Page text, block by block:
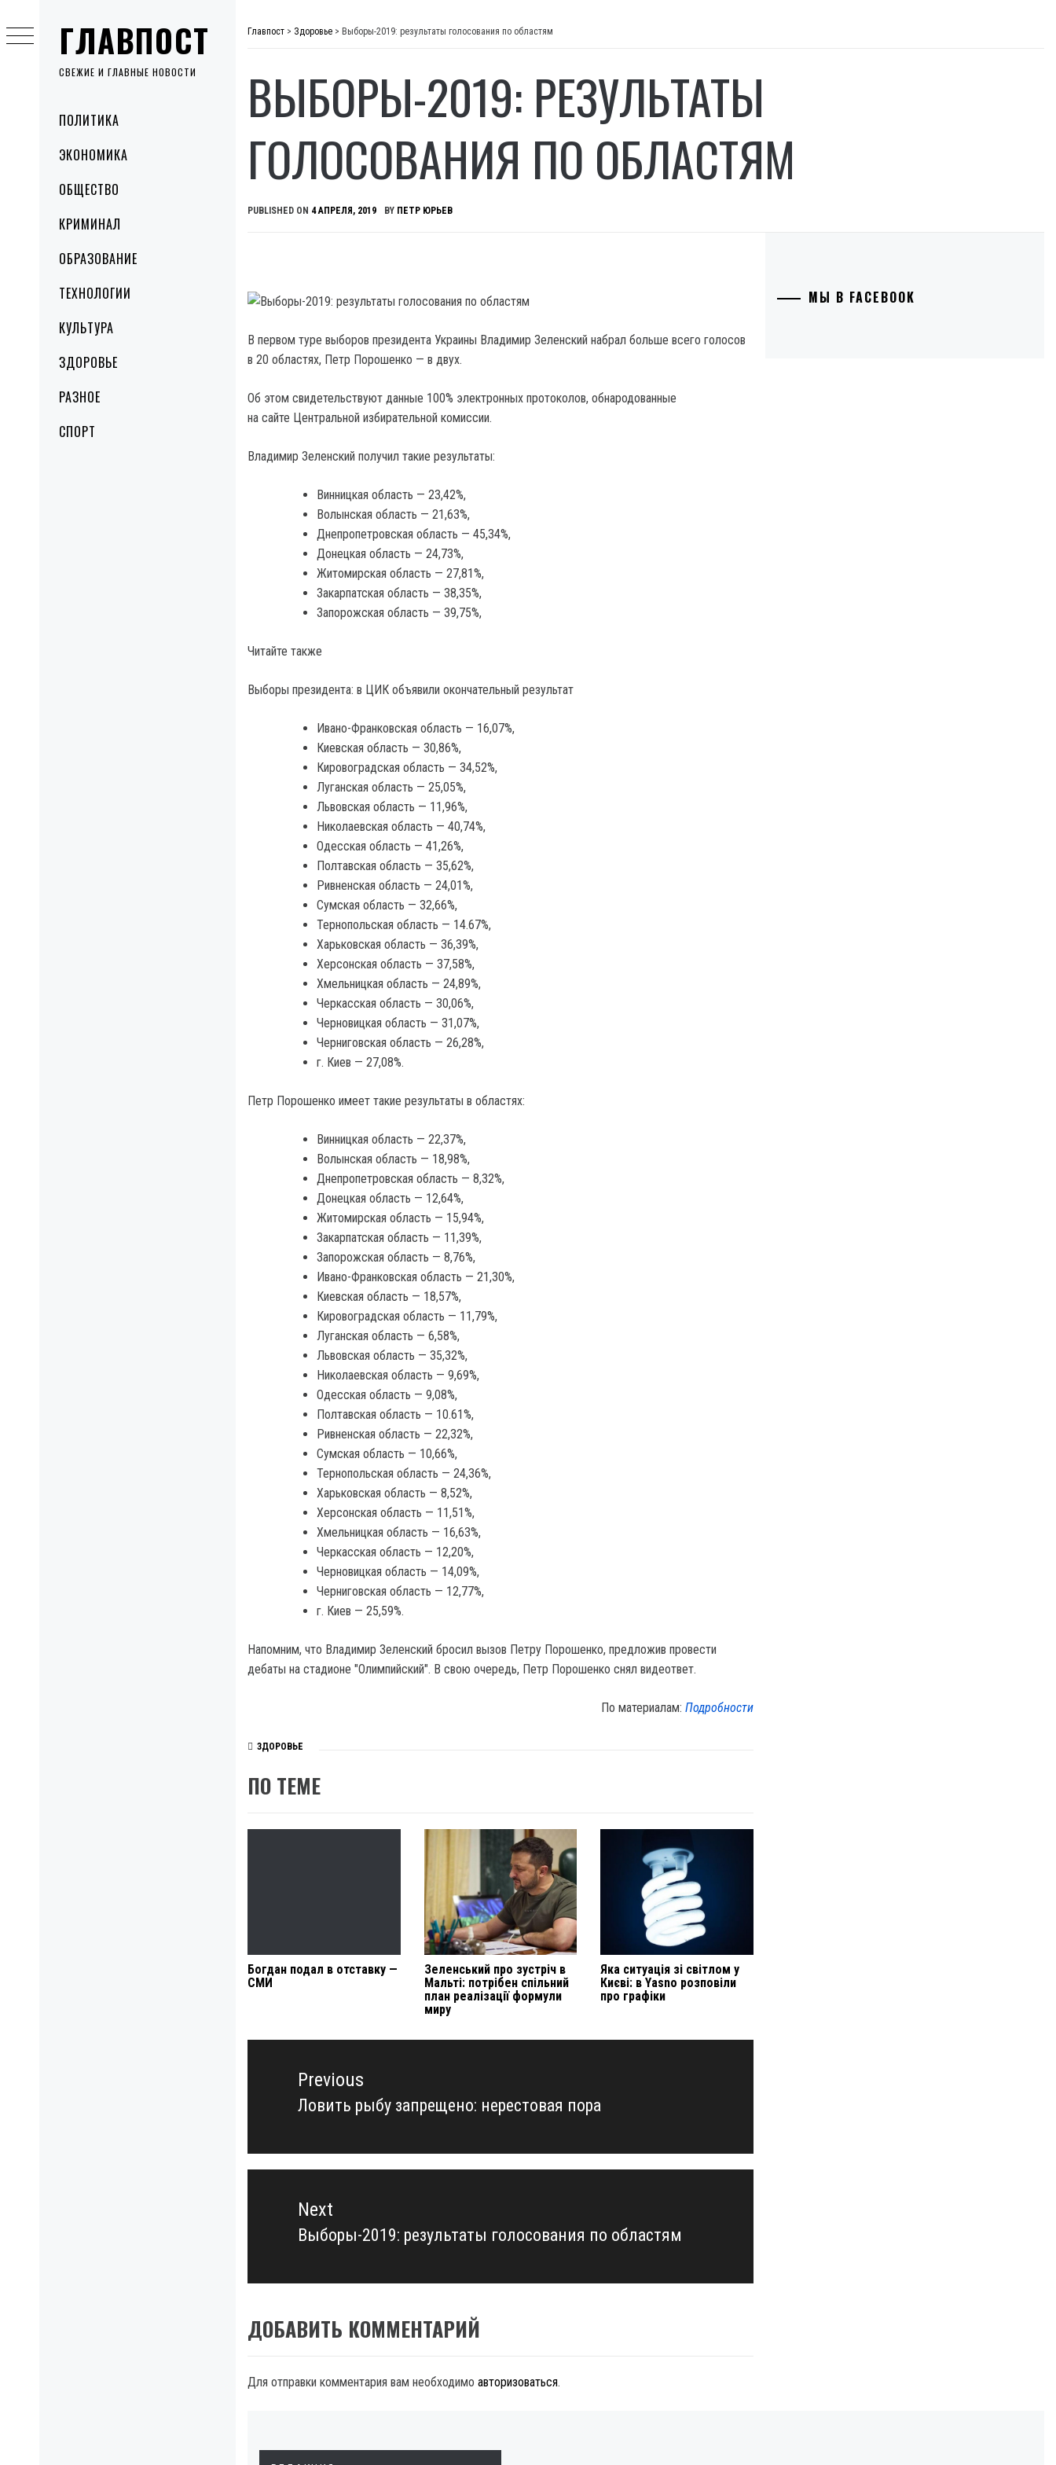
ГЛАВПОСТ
СВЕЖИЕ И ГЛАВНЫЕ НОВОСТИ
MenuПОЛИТИКА
ЭКОНОМИКА
ОБЩЕСТВО
КРИМИНАЛ
ОБРАЗОВАНИЕ
ТЕХНОЛОГИИ
КУЛЬТУРА
ЗДОРОВЬЕ
РАЗНОЕ
СПОРТ
to
content
Главпост > Здоровье > Выборы-2019: результаты голосования по областям
ВЫБОРЫ-2019: РЕЗУЛЬТАТЫ
ГОЛОСОВАНИЯ ПО ОБЛАСТЯМ
PUBLISHED ON 4 АПРЕЛЯ, 2019 BY ПЕТР ЮРЬЕВ
В первом туре выборов президента Украины Владимир Зеленский набрал больше всего голосов
в 20 областях, Петр Порошенко — в двух.
Об этом свидетельствуют данные 100% электронных протоколов, обнародованные
на сайте Центральной избирательной комиссии.
Владимир Зеленский получил такие результаты:
Винницкая область — 23,42%,
Волынская область — 21,63%,
Днепропетровская область — 45,34%,
Донецкая область — 24,73%,
Житомирская область — 27,81%,
Закарпатская область — 38,35%,
Запорожская область — 39,75%,
Читайте также
Выборы президента: в ЦИК объявили окончательный результат
Ивано-Франковская область — 16,07%,
Киевская область — 30,86%,
Кировоградская область — 34,52%,
Луганская область — 25,05%,
Львовская область — 11,96%,
Николаевская область — 40,74%,
Одесская область — 41,26%,
Полтавская область — 35,62%,
Ривненская область — 24,01%,
Сумская область — 32,66%,
Тернопольская область — 14.67%,
Харьковская область — 36,39%,
Херсонская область — 37,58%,
Хмельницкая область — 24,89%,
Черкасская область — 30,06%,
Черновицкая область — 31,07%,
Черниговская область — 26,28%,
г. Киев — 27,08%.
Петр Порошенко имеет такие результаты в областях:
Винницкая область — 22,37%,
Волынская область — 18,98%,
Днепропетровская область — 8,32%,
Донецкая область — 12,64%,
Житомирская область — 15,94%,
Закарпатская область — 11,39%,
Запорожская область — 8,76%,
Ивано-Франковская область — 21,30%,
Киевская область — 18,57%,
Кировоградская область — 11,79%,
Луганская область — 6,58%,
Львовская область — 35,32%,
Николаевская область — 9,69%,
Одесская область — 9,08%,
Полтавская область — 10.61%,
Ривненская область — 22,32%,
Сумская область — 10,66%,
Тернопольская область — 24,36%,
Харьковская область — 8,52%,
Херсонская область — 11,51%,
Хмельницкая область — 16,63%,
Черкасская область — 12,20%,
Черновицкая область — 14,09%,
Черниговская область — 12,77%,
г. Киев — 25,59%.
Напомним, что Владимир Зеленский бросил вызов Петру Порошенко, предложив провести
дебаты на стадионе "Олимпийский". В свою очередь, Петр Порошенко снял видеответ.
По материалам:Подробности
ЗДОРОВЬЕ
ПО ТЕМЕ
Богдан подал в отставку —
СМИ
Зеленський про зустріч в
Мальті: потрібен спільний
план реалізації формули
миру
Яка ситуація зі світлом у
Києві: в Yasno розповіли
про графіки
Навигация
записямPrevious
Previous
Ловить рыбу запрещено: нерестовая пора
Next
Next
Выборы-2019: результаты голосования по областям
ДОБАВИТЬ КОММЕНТАРИЙ
Для отправки комментария вам необходимо авторизоваться.
МЫ В FACEBOOK